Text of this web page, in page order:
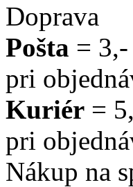
Doprava
Pošta =
pri
Kuriér =
pri
Nákup na